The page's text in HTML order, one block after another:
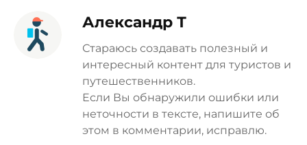
Александр Т
Стараюсь создавать полезный и
интересный контент для туристов и
путешественников.
Если Вы обнаружили ошибки или
неточности в тексте, напишите об
этом в комментарии, исправлю.